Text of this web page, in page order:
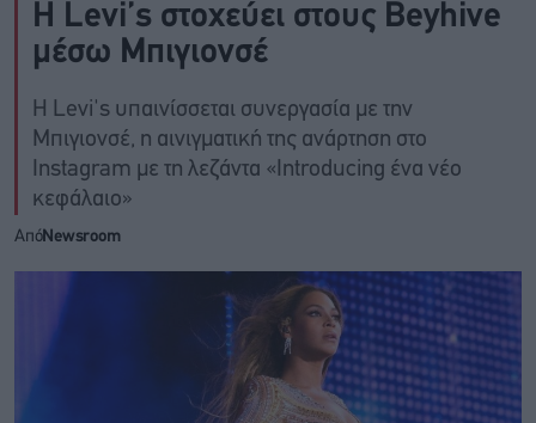
Η Levi’s στοχεύει στους Beyhive
μέσω Μπιγιονσέ
Η Levi's υπαινίσσεται συνεργασία με την
Μπιγιονσέ, η αινιγματική της ανάρτηση στο
Instagram με τη λεζάντα «Introducing ένα νέο
κεφάλαιο»
ΑπόNewsroom